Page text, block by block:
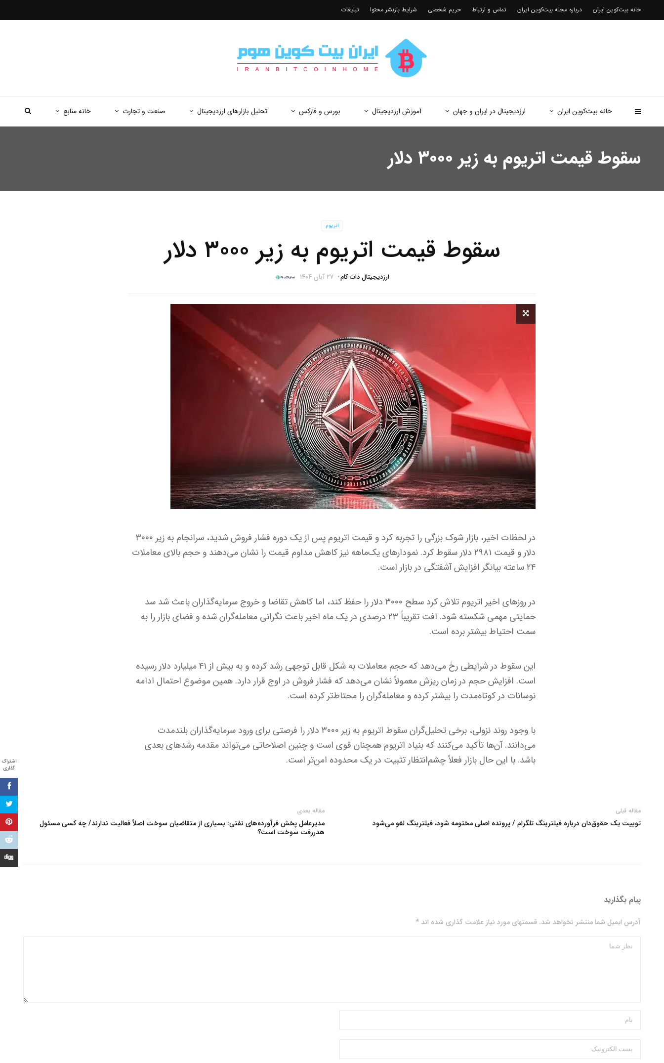
خانه بیت‌کوین ایران ارزدیجیتال در ایران و جهان آموزش ارزدیجیتال بورس و فارکس تحلیل بازارهای ارزدیجیتال صنعت و تجارت خانه منابع
خانه بیت‌کوین ایران درباره مجله بیت‌کوین ایران تماس و ارتباط حریم شخصی شرایط بازنشر محتوا تبلیغات
سقوط قیمت اتریوم به زیر ۳۰۰۰ دلار
اتریوم
سقوط قیمت اتریوم به زیر ۳۰۰۰ دلار
ارزدیجیتال دات کام ۲۷ آبان ۱۴۰۴
اشتراک
گذاری
در لحظات اخیر، بازار شوک بزرگی را تجربه کرد و قیمت اتریوم پس از یک دوره فشار فروش شدید، سرانجام به زیر ۳۰۰۰
دلار و قیمت ۲۹۸۱ دلار سقوط کرد. نمودارهای یک‌ماهه نیز کاهش مداوم قیمت را نشان می‌دهند و حجم بالای معاملات
۲۴ ساعته بیانگر افزایش آشفتگی در بازار است.
در روزهای اخیر اتریوم تلاش کرد سطح ۳۰۰۰ دلار را حفظ کند، اما کاهش تقاضا و خروج سرمایه‌گذاران باعث شد سد
حمایتی مهمی شکسته شود. افت تقریباً ۲۳ درصدی در یک ماه اخیر باعث نگرانی معامله‌گران شده و فضای بازار را به
سمت احتیاط بیشتر برده است.
این سقوط در شرایطی رخ می‌دهد که حجم معاملات به شکل قابل توجهی رشد کرده و به بیش از ۴۱ میلیارد دلار رسیده
است. افزایش حجم در زمان ریزش معمولاً نشان می‌دهد که فشار فروش در اوج قرار دارد. همین موضوع احتمال ادامه
نوسانات در کوتاه‌مدت را بیشتر کرده و معامله‌گران را محتاط‌تر کرده است.
با وجود روند نزولی، برخی تحلیل‌گران سقوط اتریوم به زیر ۳۰۰۰ دلار را فرصتی برای ورود سرمایه‌گذاران بلندمدت
می‌دانند. آن‌ها تأکید می‌کنند که بنیاد اتریوم همچنان قوی است و چنین اصلاحاتی می‌تواند مقدمه رشدهای بعدی
باشد. با این حال بازار فعلاً چشم‌انتظار تثبیت در یک محدوده امن‌تر است.
مقاله قبلی
توییت یک حقوق‌دان درباره فیلترینگ تلگرام / پرونده اصلی مختومه شود، فیلترینگ لغو می‌شود
مقاله بعدی
مدیرعامل پخش فرآورده‌های نفتی: بسیاری از متقاضیان سوخت اصلاً فعالیت ندارند/ چه کسی مسئول
هدررفت سوخت است؟
پیام بگذارید
آدرس ایمیل شما منتشر نخواهد شد. قسمتهای مورد نیاز علامت گذاری شده اند *